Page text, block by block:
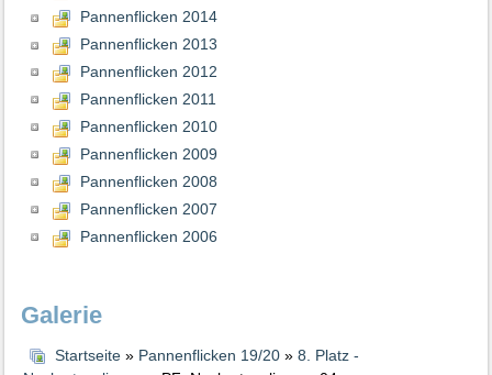
Pannenflicken 2014
Pannenflicken 2013
Pannenflicken 2012
Pannenflicken 2011
Pannenflicken 2010
Pannenflicken 2009
Pannenflicken 2008
Pannenflicken 2007
Pannenflicken 2006
Galerie
Startseite» Pannenflicken 19/20» 8. Platz -